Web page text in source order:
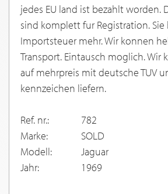
jedes EU land ist bezahlt worden.
sind komplett fur Registration. Sie
Importsteuer mehr. Wir konnen
Transport. Eintausch moglich. Wir
auf mehrpreis mit deutsche TUV
kennzeichen liefern.
Ref. nr.:
782
Marke:
SOLD
Modell:
Jaguar
Jahr:
1969